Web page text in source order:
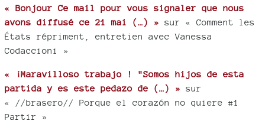
« Bonjour Ce mail pour vous signaler que nous
avons diffusé ce 21 mai (…) » sur « Comment les
États répriment, entretien avec Vanessa
Codaccioni »
« ¡Maravilloso trabajo ! "Somos hijos de esta
partida y es este pedazo de (…) » sur
« //brasero// Porque el corazón no quiere #1
Partir »